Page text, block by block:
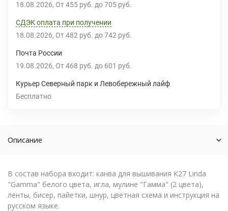
18.08.2026 От 455 руб. до 705 руб.
СДЭК оплата при получении
18.08.2026 От 482 руб. до 742 руб.
Почта России
19.08.2026 От 468 руб. до 601 руб.
Курьер Северный парк и Левобережный лайф
Бесплатно
Описание
В состав набора входит: канва для вышивания К27 Linda
"Gamma" белого цвета, игла, мулине "Гамма" (2 цвета),
ленты, бисер, пайетки, шнур, цветная схема и инструкция на
русском языке.